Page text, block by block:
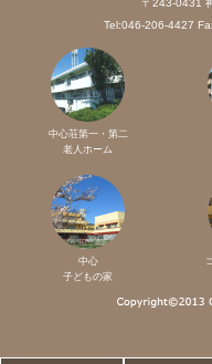
〒243-0431
Tel:046-206-4427
中心荘第一・第二
老人ホーム
中心
子どもの家